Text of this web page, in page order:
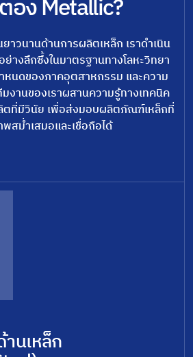
อง Metallic?
วนานด้านการผลิตเหล็ก เราดำเนิน
ย่างลึกซึ้งในมาตรฐานทางโลหะวิทยา
หนดของภาคอุตสาหกรรม และความ
งานของเราผสานความรู้ทางเทคนิค
ตที่มีวินัย เพื่อส่งมอบผลิตภัณฑ์เหล็กที่
สม่ำเสมอและเชื่อถือได้
นเหล็ก